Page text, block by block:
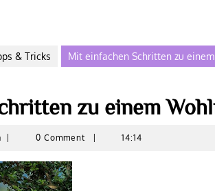
& Tricks Mit einfachen Schritten zu
zu einem
Sandra 0 Comment 14:14